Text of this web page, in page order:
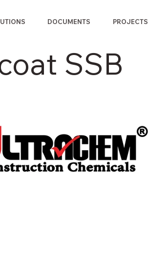
DOCUMENTS PROJECTS
SSB